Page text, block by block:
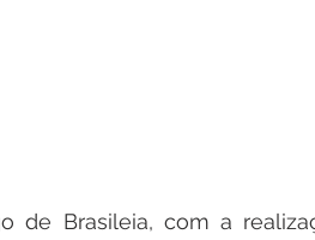
de Brasileia, com a